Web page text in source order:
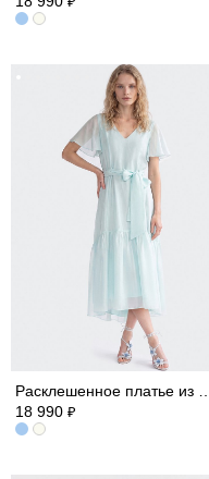
18 990 ₽